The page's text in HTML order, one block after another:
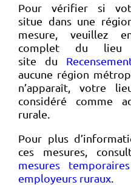
Pour vérifier si
situe dans une
mesure, veuillez
complet du
site du
aucune région
n’apparaît, votre
considéré comme
rurale.
Pour plus
ces mesures,
mesures
employeurs ruraux